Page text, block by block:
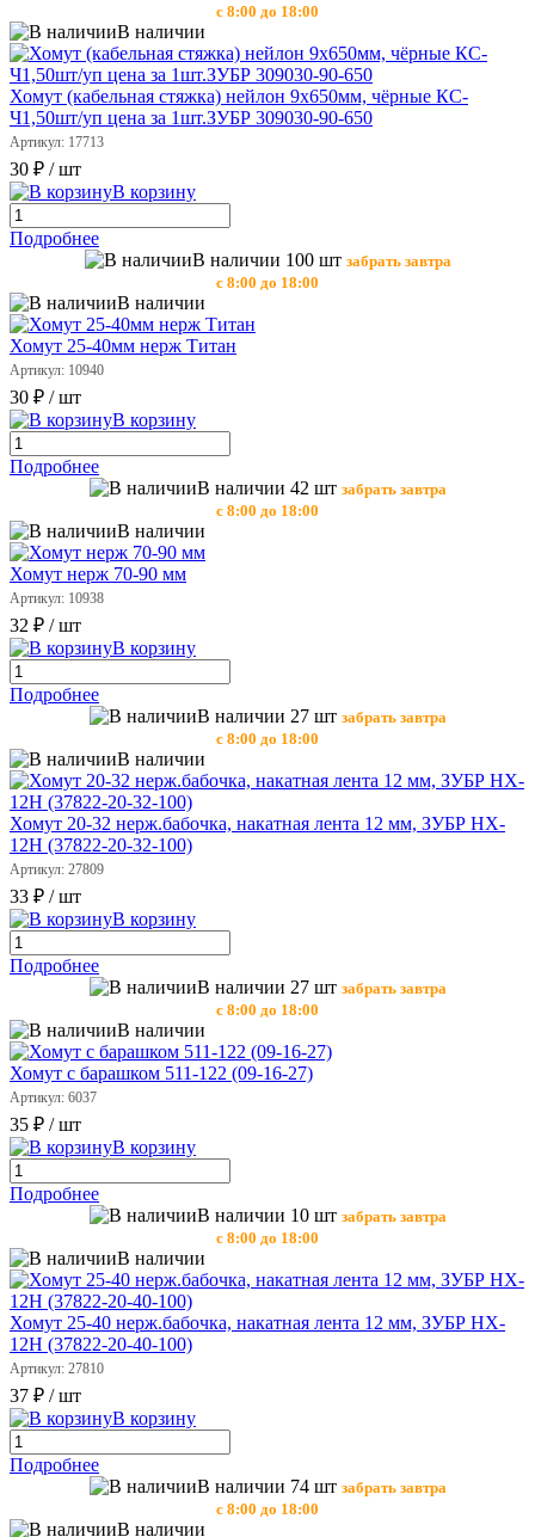
с 8:00 до 18:00
В наличии
Хомут (кабельная стяжка) нейлон 9х650мм, чёрные КС-
Ч1,50шт/уп цена за 1шт.ЗУБР 309030-90-650
Артикул: 17713
30 ₽ / шт
В корзину
Подробнее
В наличии 100 шт забрать завтра
с 8:00 до 18:00
В наличии
Хомут 25-40мм нерж Титан
Артикул: 10940
30 ₽ / шт
В корзину
Подробнее
В наличии 42 шт забрать завтра
с 8:00 до 18:00
В наличии
Хомут нерж 70-90 мм
Артикул: 10938
32 ₽ / шт
В корзину
Подробнее
В наличии 27 шт забрать завтра
с 8:00 до 18:00
В наличии
Хомут 20-32 нерж.бабочка, накатная лента 12 мм, ЗУБР HX-
12H (37822-20-32-100)
Артикул: 27809
33 ₽ / шт
В корзину
Подробнее
В наличии 27 шт забрать завтра
с 8:00 до 18:00
В наличии
Хомут с барашком 511-122 (09-16-27)
Артикул: 6037
35 ₽ / шт
В корзину
Подробнее
В наличии 10 шт забрать завтра
с 8:00 до 18:00
В наличии
Хомут 25-40 нерж.бабочка, накатная лента 12 мм, ЗУБР HX-
12H (37822-20-40-100)
Артикул: 27810
37 ₽ / шт
В корзину
Подробнее
В наличии 74 шт забрать завтра
с 8:00 до 18:00
В наличии